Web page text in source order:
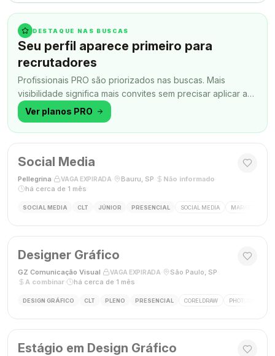
DESTAQUE NAS BUSCAS
Seu perfil aparece primeiro para
recrutadores
Profissionais PRO são priorizados nas buscas. Mais
visibilidade significa mais convites sem precisar aplicar a
todo momento.
Ver planos PRO
Social Media
Pellegrina VAGA EXPIRADA Bauru, SP Não informado
há cerca de 1 mês
SOCIAL MEDIA CLT JÚNIOR PRESENCIAL SOCIAL MEDIA MARKETING
Designer Gráfico
GZ Comunicação Visual VAGA EXPIRADA São Paulo, SP
A combinar
há cerca de 1 mês
DESIGN GRÁFICO CLT PLENO PRESENCIAL CORELDRAW PHOTOSHOP
Estágio em Design Gráfico